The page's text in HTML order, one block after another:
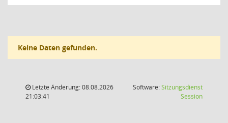
Keine Daten gefunden.
Letzte Änderung: 08.08.2026
21:03:41
Software:Sitzungsdienst
Session(Wird in